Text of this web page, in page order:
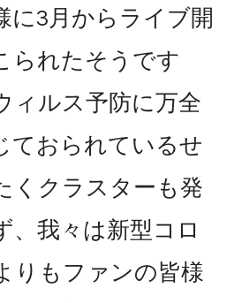
に3月からライブ開
られたそうです
ィルス予防に万全
ておられているせ
くクラスターも発
、我々は新型コロ
りもファンの皆様